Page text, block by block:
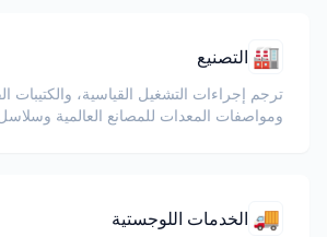
🏭 التصنيع
ومواصفات المعدات للمصانع العالمية وسلاسل
🚚 الخدمات اللوجستية